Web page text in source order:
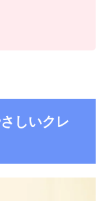
しいクレ